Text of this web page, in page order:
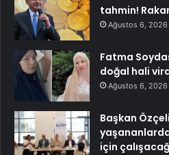
tahmin!
Ağustos 6, 2026
Fatma
doğal hali
Ağustos 6, 2026
Başkan
için